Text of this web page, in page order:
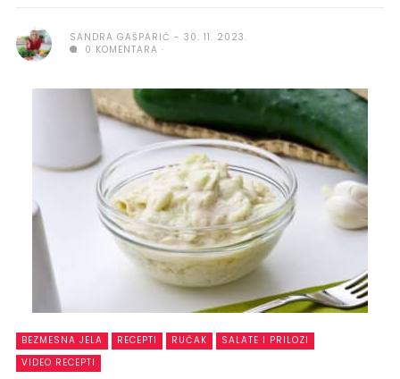
SANDRA GAŠPARIĆ
30. 11. 2023.
0 KOMENTARA
BEZMESNA JELA RECEPTI RUČAK
SALATE I PRILOZI
VIDEO RECEPTI